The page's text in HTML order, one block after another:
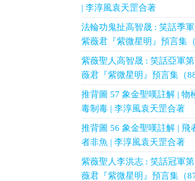
| 李淳風袁天罡合著
法輪功鬼扯高智晟 : 笑話季
紫薇君『紫微星明』預言集（
紫薇聖人高智晟 : 笑話亞軍
薇君『紫微星明』預言集（88
推背圖 57 象金聖嘆註解 | 物
毒制毒 | 李淳風袁天罡合著
推背圖 56 象金聖嘆註解 | 飛
者非魚 | 李淳風袁天罡合著
紫薇聖人李洪志 : 笑話冠軍
薇君『紫微星明』預言集（87